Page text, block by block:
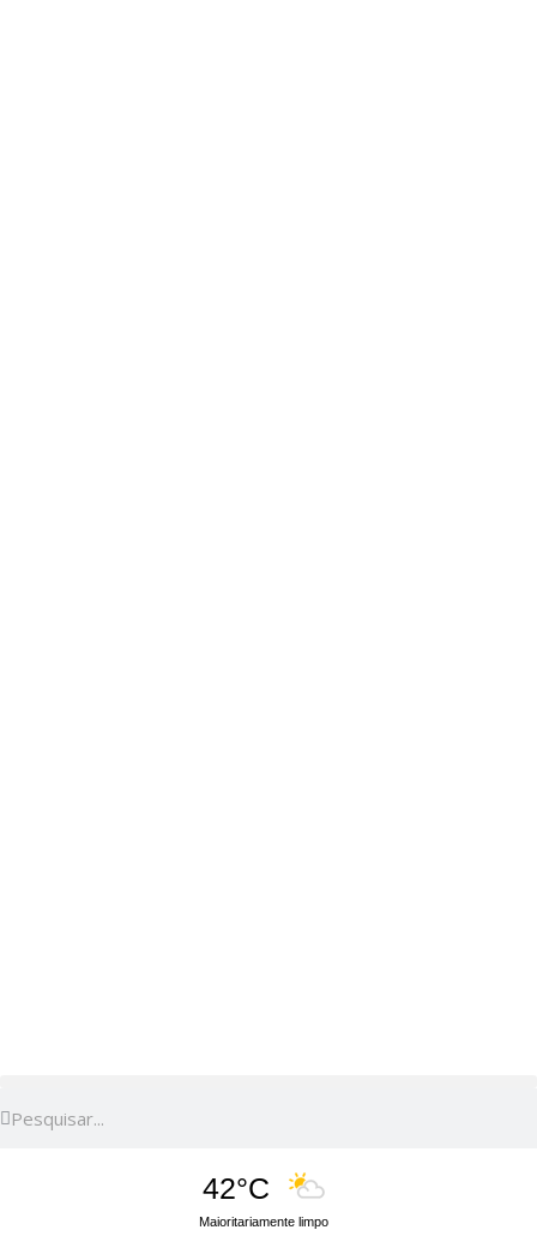
42°C
Maioritariamente limpo